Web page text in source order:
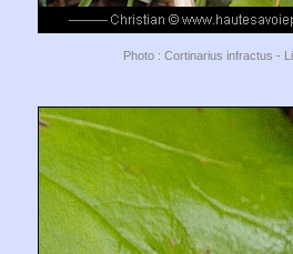
Photo : Cortinarius infractus -